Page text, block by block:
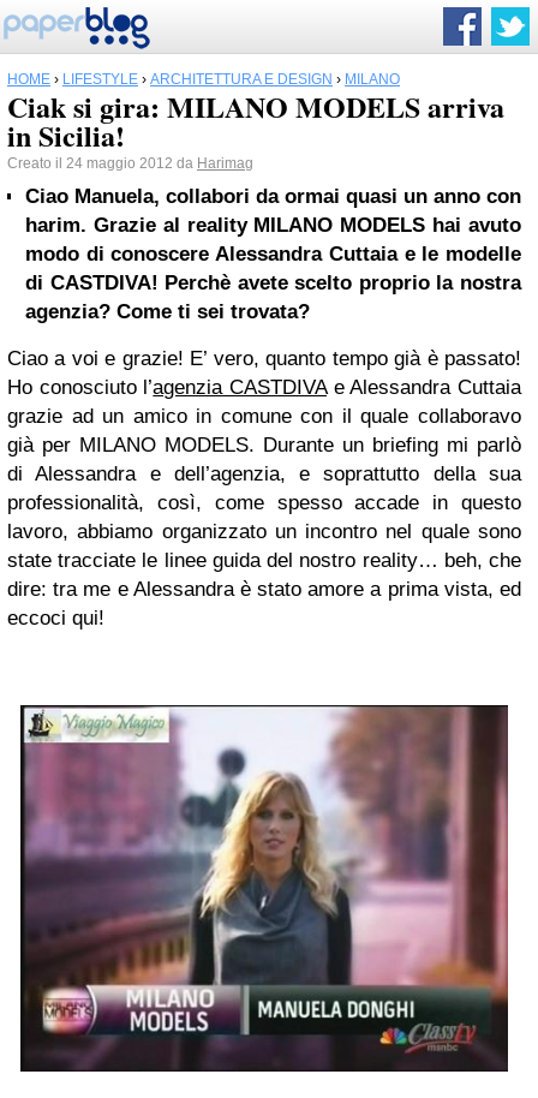
HOME › LIFESTYLE › ARCHITETTURA E DESIGN › MILANO
Ciak si gira: MILANO MODELS arriva
in Sicilia!
Creato il 24 maggio 2012 da Harimag
Ciao Manuela, collabori da ormai quasi un anno con
harim. Grazie al reality MILANO MODELS hai avuto
modo di conoscere Alessandra Cuttaia e le modelle
di CASTDIVA! Perchè avete scelto proprio la nostra
agenzia? Come ti sei trovata?
Ciao a voi e grazie! E’ vero, quanto tempo già è passato!
Ho conosciuto l’agenzia CASTDIVAe Alessandra Cuttaia
grazie ad un amico in comune con il quale collaboravo
già per MILANO MODELS. Durante un briefing mi parlò
di Alessandra e dell’agenzia, e soprattutto della sua
professionalità, così, come spesso accade in questo
lavoro, abbiamo organizzato un incontro nel quale sono
state tracciate le linee guida del nostro reality… beh, che
dire: tra me e Alessandra è stato amore a prima vista, ed
eccoci qui!